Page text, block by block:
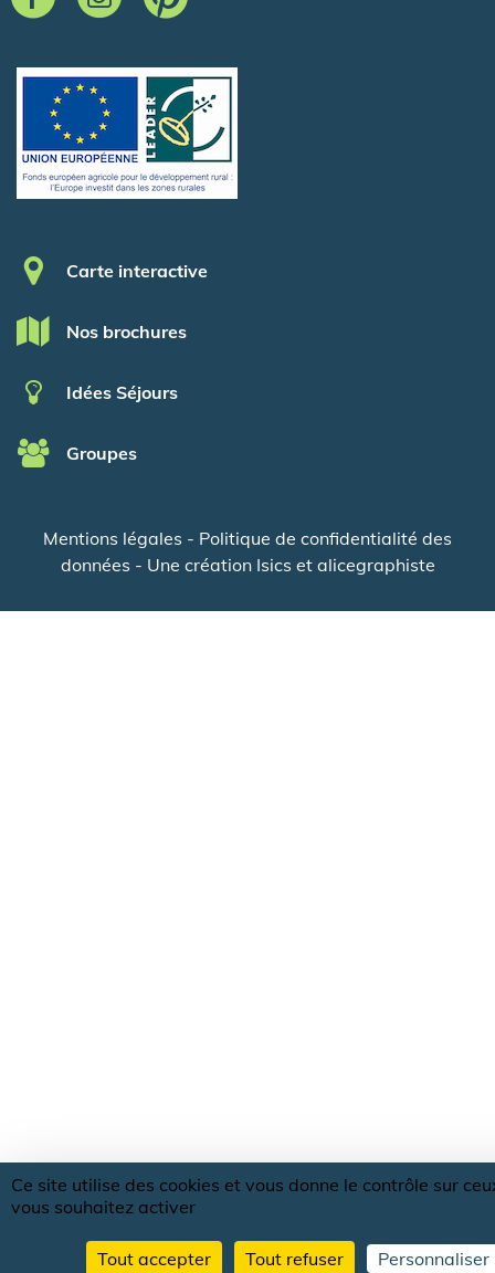
Pied de page
Carte interactive
Nos brochures
Idées Séjours
Groupes
Mentions légales - Politique de confidentialité des
données - Une création Isics et alicegraphiste
Ce site utilise des cookies et vous donne le contrôle sur
vous souhaitez activer
Tout accepter Tout refuser Personnaliser